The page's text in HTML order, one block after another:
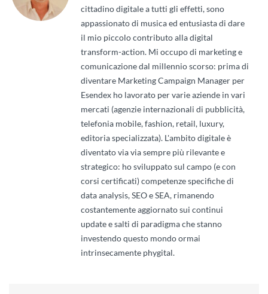
cittadino digitale a tutti gli effetti, sono
appassionato di musica ed entusiasta di dare
il mio piccolo contributo alla digital
transform-action. Mi occupo di marketing e
comunicazione dal millennio scorso: prima di
diventare Marketing Campaign Manager per
Esendex ho lavorato per varie aziende in vari
mercati (agenzie internazionali di pubblicità,
telefonia mobile, fashion, retail, luxury,
editoria specializzata). L'ambito digitale è
diventato via via sempre più rilevante e
strategico: ho sviluppato sul campo (e con
corsi certificati) competenze specifiche di
data analysis, SEO e SEA, rimanendo
costantemente aggiornato sui continui
update e salti di paradigma che stanno
investendo questo mondo ormai
intrinsecamente phygital.